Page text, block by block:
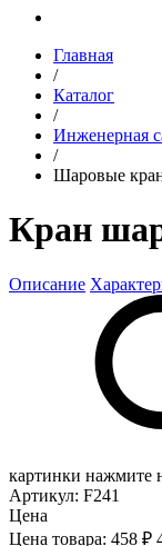
Главная
/
Каталог
/
Инженерная
/
Шаровые
Кран
Описание
картинки нажмите
Артикул: F241
Цена
Цена товара: 458 ₽